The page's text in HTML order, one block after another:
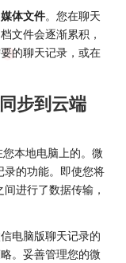
媒体文件。您在聊天
文件会逐渐累积，
的聊天记录，或在
步到云端
本地电脑上的。微
录的功能。即使您将
进行了数据传输，
电脑版聊天记录的
。妥善管理您的微